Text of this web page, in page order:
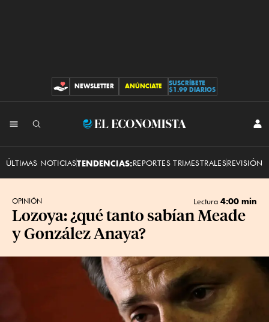
CONTRIBUCIONES
NEWSLETTER ANÚNCIATE
SUSCRÍBETE
$1.99 DIARIOS
El
ÚLTIMAS NOTICIASTENDENCIAS:REPORTES TRIMESTRALESREVISIÓN
OPINIÓN Lectura 4:00 min
Lozoya: ¿qué tanto sabían Meade
y González Anaya?